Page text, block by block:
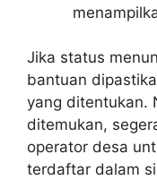
Jika status
bantuan
yang ditentukan.
ditemukan,
operator desa
terdaftar dalam